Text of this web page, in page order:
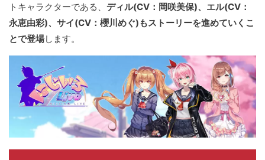
トキャラクターである、 ディル(CV：岡咲美保)、エル(CV：
永恵由彩)、サイ(CV：櫻川めぐ)もストーリーを進めていくこ
とで登場します。